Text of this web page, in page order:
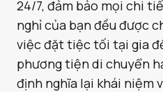
24/7, đảm bảo mọi chi
nghỉ của bạn đều được
việc đặt tiệc tối tại gia
phương tiện di chuyển
định nghĩa lại khái niệm